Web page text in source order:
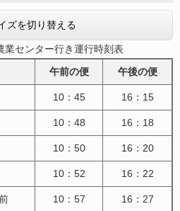
ズを切り替える
センター行き運行時刻表
午前の便 午後の便
10：45 16：15
10：48 16：18
10：50 16：20
10：52 16：22
10：57 16：27